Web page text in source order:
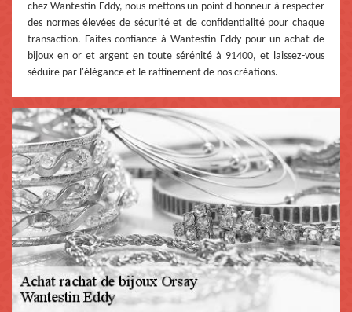
chez Wantestin Eddy, nous mettons un point d'honneur à respecter
des normes élevées de sécurité et de confidentialité pour chaque
transaction. Faites confiance à Wantestin Eddy pour un achat de
bijoux en or et argent en toute sérénité à 91400, et laissez-vous
séduire par l'élégance et le raffinement de nos créations.